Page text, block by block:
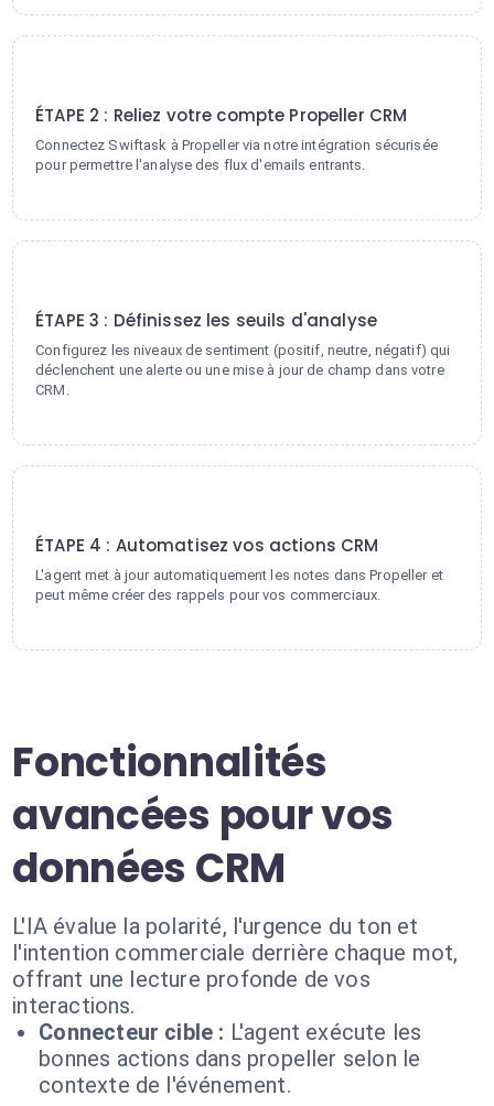
ÉTAPE 2 : Reliez votre compte Propeller CRM
Connectez Swiftask à Propeller via notre intégration sécurisée
pour permettre l'analyse des flux d'emails entrants.
ÉTAPE 3 : Définissez les seuils d'analyse
Configurez les niveaux de sentiment (positif, neutre, négatif) qui
déclenchent une alerte ou une mise à jour de champ dans votre
CRM.
ÉTAPE 4 : Automatisez vos actions CRM
L'agent met à jour automatiquement les notes dans Propeller et
peut même créer des rappels pour vos commerciaux.
Fonctionnalités
avancées pour vos
données CRM
L'IA évalue la polarité, l'urgence du ton et
l'intention commerciale derrière chaque mot,
offrant une lecture profonde de vos
interactions.
Connecteur cible : L'agent exécute les
bonnes actions dans propeller selon le
contexte de l'événement.